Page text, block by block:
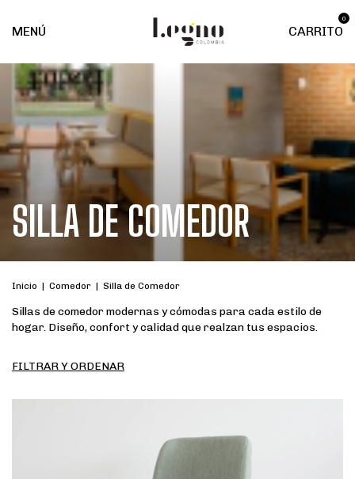
MENÚ CARRITO
0
SILLA DE COMEDOR
Inicio | Comedor | Silla de Comedor
Sillas de comedor modernas y cómodas para cada estilo de
hogar. Diseño, confort y calidad que realzan tus espacios.
FILTRAR Y ORDENAR